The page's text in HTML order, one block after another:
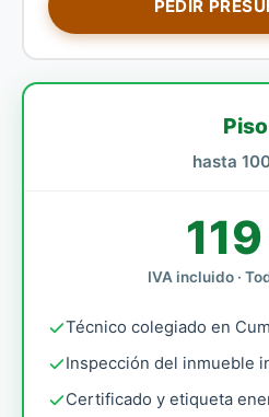
PEDIR
Piso
hasta
IVA incluido ·
Técnico colegiado en
Inspección del inmueble
Certificado y etiqueta